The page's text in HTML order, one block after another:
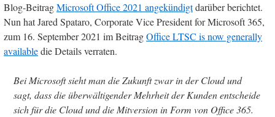
Blog-BeitragMicrosoft Office 2021 angekündigtdarüber berichtet.
Nun hat Jared Spataro, Corporate Vice President for Microsoft 365,
zum 16. September 2021 im BeitragOffice LTSC is now generally
availabledie Details verraten.
Bei Microsoft sieht man die Zukunft zwar in der Cloud und
sagt, dass die überwältigender Mehrheit der Kunden entscheide
sich für die Cloud und die Mitversion in Form von Office 365.